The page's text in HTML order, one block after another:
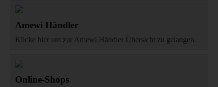
Amewi Händler
Klicke hier um zur Amewi Händler Übersicht zu gelangen.
Online-Shops